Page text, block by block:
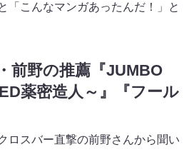
「こんなマンガあったんだ！」と
前野の推薦『JUMBO
薬密造人～』『フール
ロスバー直撃の前野さんから聞い